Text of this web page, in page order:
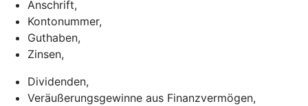
Anschrift,
Kontonummer,
Guthaben,
Zinsen,
Dividenden,
Veräußerungsgewinne aus Finanzvermögen,